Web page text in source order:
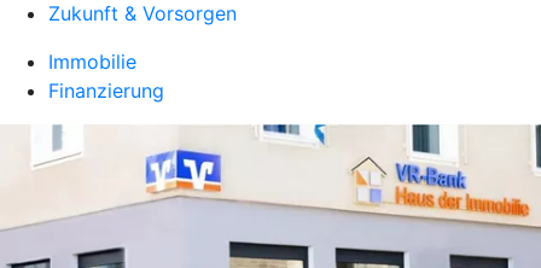
Zukunft & Vorsorgen
Immobilie
Finanzierung